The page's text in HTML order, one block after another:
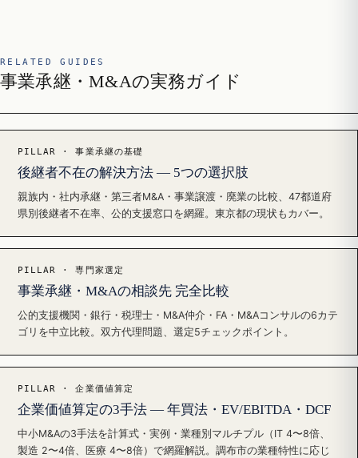
RELATED GUIDES
事業承継・M&Aの実務ガイド
PILLAR · 事業承継の基礎
後継者不在の解決方法 — 5つの選択肢
親族内・社内承継・第三者M&A・事業譲渡・廃業の比較、47都道府
県別後継者不在率、公的支援窓口を網羅。東京都の現状もカバー。
PILLAR · 専門家選定
事業承継・M&Aの相談先 完全比較
公的支援機関・銀行・税理士・M&A仲介・FA・M&Aコンサルの6カテ
ゴリを中立比較。双方代理問題、選定5チェックポイント。
PILLAR · 企業価値算定
企業価値算定の3手法 — 年買法・EV/EBITDA・DCF
中小M&Aの3手法を計算式・実例・業種別マルチプル（IT 4〜8倍、
製造 2〜4倍、医療 4〜8倍）で網羅解説。調布市の業種特性に応じ